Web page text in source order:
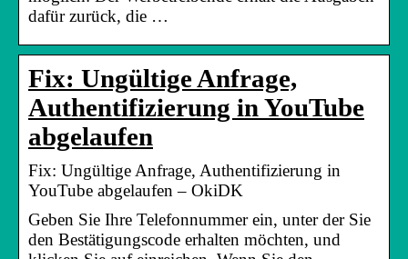
dafür zurück, die …
Fix: Ungültige Anfrage,
Authentifizierung in YouTube
abgelaufen
Fix: Ungültige Anfrage, Authentifizierung in
YouTube abgelaufen – OkiDK
Geben Sie Ihre Telefonnummer ein, unter der Sie
den Bestätigungscode erhalten möchten, und